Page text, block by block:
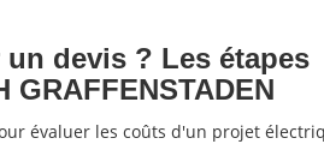
devis ? Les étapes
GRAFFENSTADEN
évaluer les coûts d'un projet